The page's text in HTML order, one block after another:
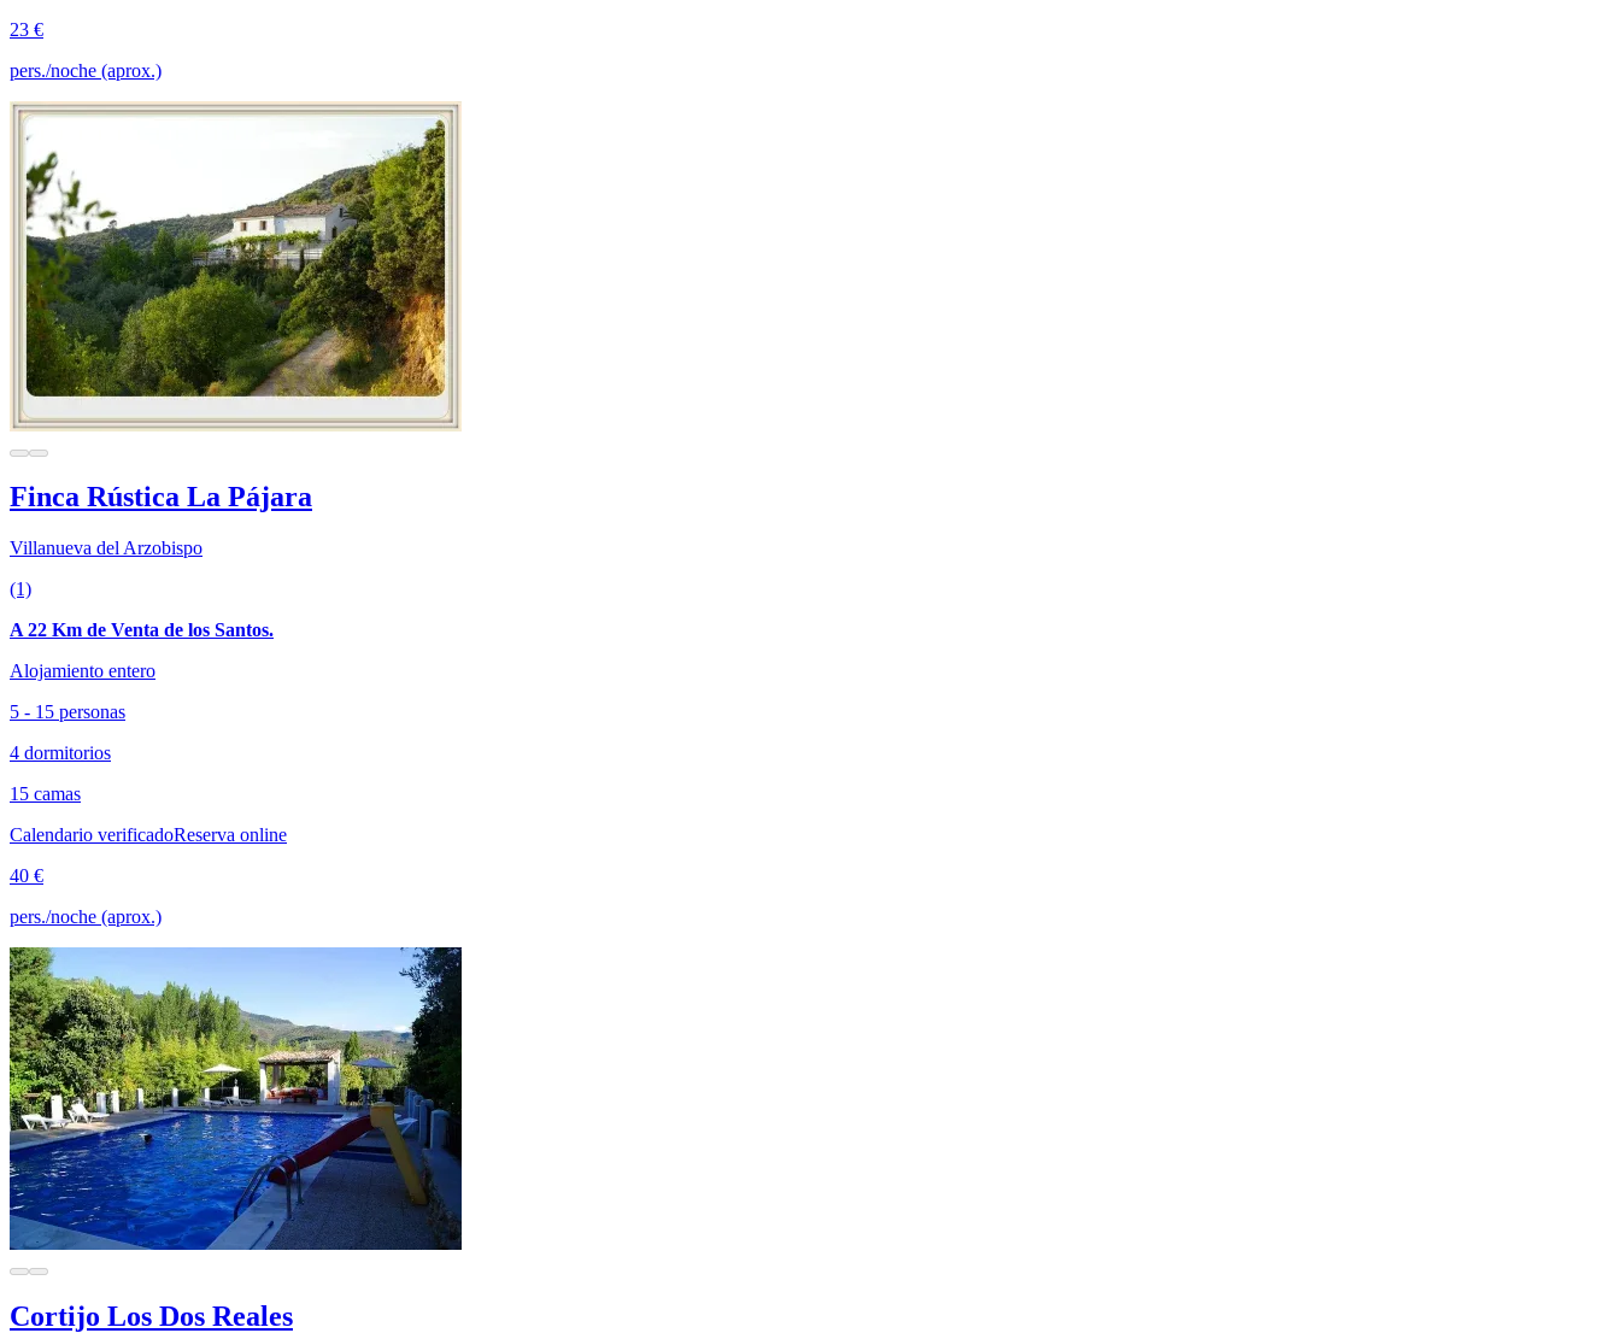
23 €
pers./noche (aprox.)
Finca Rústica La Pájara
Villanueva del Arzobispo
(1)
A 22 Km de Venta de los Santos.
Alojamiento entero
5 - 15 personas
4 dormitorios
15 camas
Calendario verificadoReserva online
40 €
pers./noche (aprox.)
Cortijo Los Dos Reales